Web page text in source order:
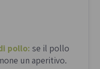
pollo: se il pollo
un aperitivo.